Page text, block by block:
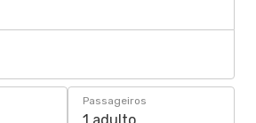
Passageiros